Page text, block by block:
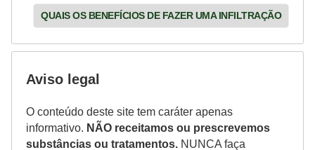
QUAIS OS BENEFÍCIOS DE FAZER UMA INFILTRAÇÃO
Aviso legal
O conteúdo deste site tem caráter apenas
informativo. NÃO receitamos ou prescrevemos
substâncias ou tratamentos. NUNCA faça